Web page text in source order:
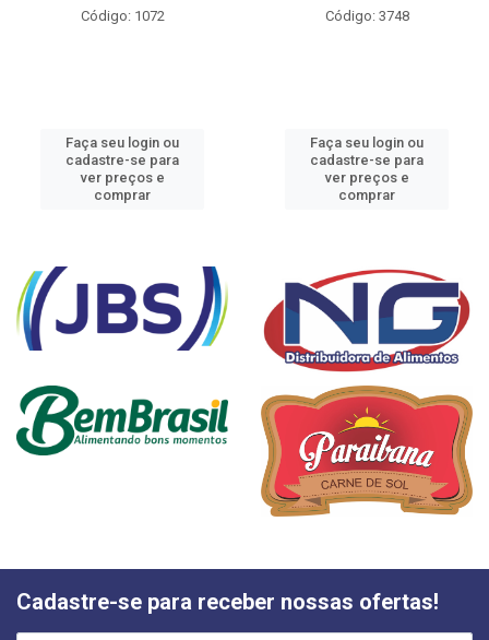
Código: 1072
Faça seu login ou
cadastre-se para
ver preços e
comprar
Código: 3748
Faça seu login ou
cadastre-se para
ver preços e
comprar
Cadastre-se para receber nossas ofertas!